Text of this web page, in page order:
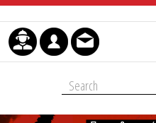
Μετάβαση στο περιεχόμενο